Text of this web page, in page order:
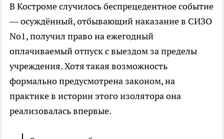
В Костроме случилось беспрецедентное событие
— осуждённый, отбывающий наказание в СИЗО
No1, получил право на ежегодный
оплачиваемый отпуск с выездом за пределы
учреждения. Хотя такая возможность
формально предусмотрена законом, на
практике в истории этого изолятора она
реализовалась впервые.